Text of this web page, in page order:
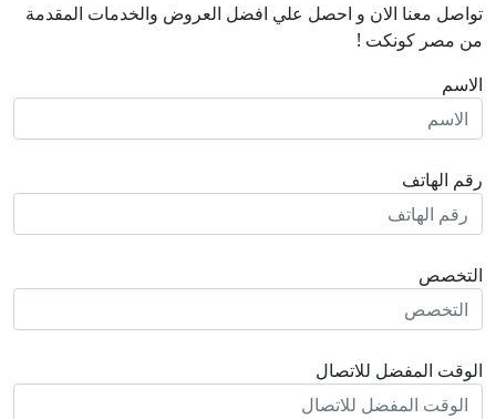
تواصل معنا الان و احصل علي افضل العروض والخدمات المقدمة
من مصر كونكت !
الاسم
رقم الهاتف
التخصص
الوقت المفضل للاتصال